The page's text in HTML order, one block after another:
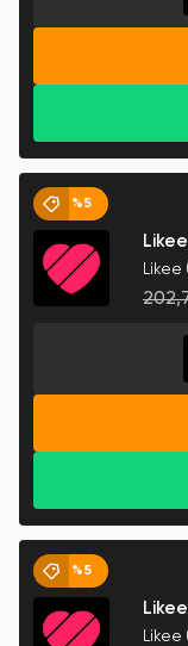
%5
Likee
%5
Likee